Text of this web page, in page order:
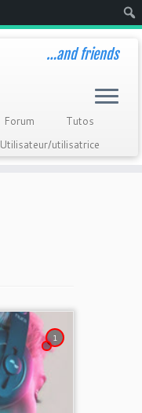
…and friends
Forum
Tutos
Utilisateur/utilisatrice
1